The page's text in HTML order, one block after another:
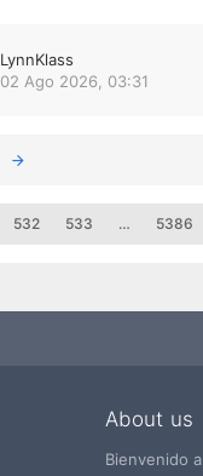
LynnKlass
02 Ago 2026, 03:31
532 533 … 5386
About us
Bienvenido a